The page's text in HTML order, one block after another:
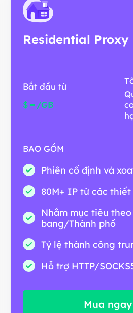
Residential Proxy
Bắt đầu từ
$- /GB
BAO GỒM
Phiên cố định và
80M+ IP từ các
Nhắm mục tiêu
bang/Thành phố
Tỷ lệ thành công
Hỗ trợ HTTP/
Mua ngay